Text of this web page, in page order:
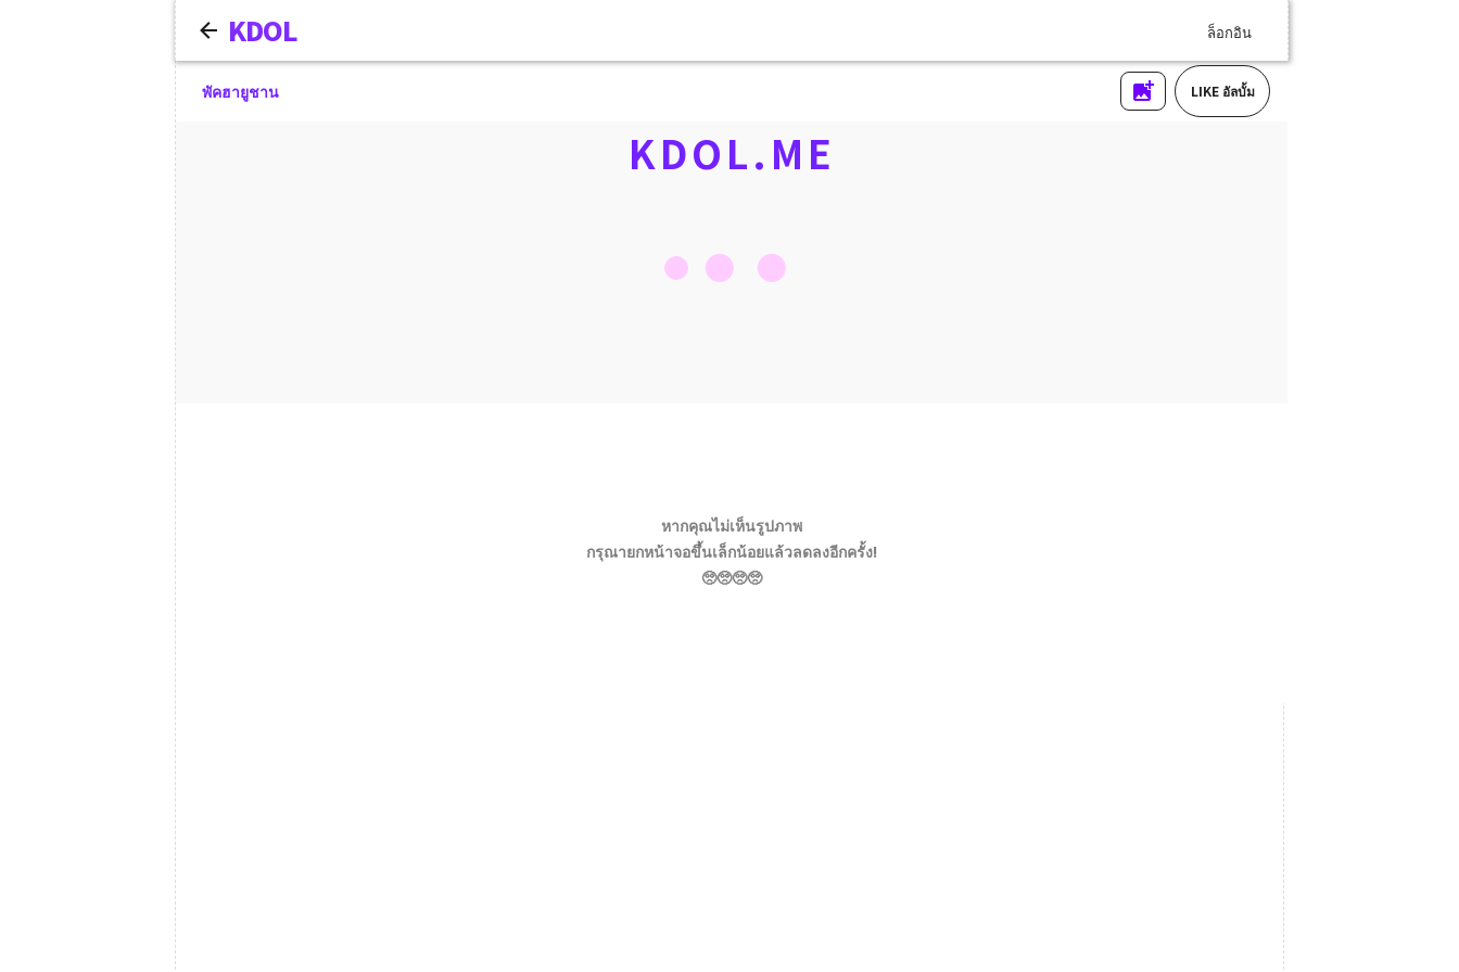
KDOL ล็อกอิน
พัคฮายูชาน LIKE อัลบั้ม
KDOL.ME
หากคุณไม่เห็นรูปภาพ
กรุณายกหน้าจอขึ้นเล็กน้อยแล้วลดลงอีกครั้ง!
🥺🥺🥺🥺